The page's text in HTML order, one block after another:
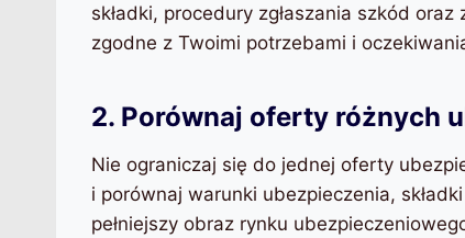
składki, procedury zgłaszania szkód
zgodne z Twoimi potrzebami i
2. Porównaj oferty różnych
Nie ograniczaj się do jednej oferty
i porównaj warunki ubezpieczenia,
pełniejszy obraz rynku